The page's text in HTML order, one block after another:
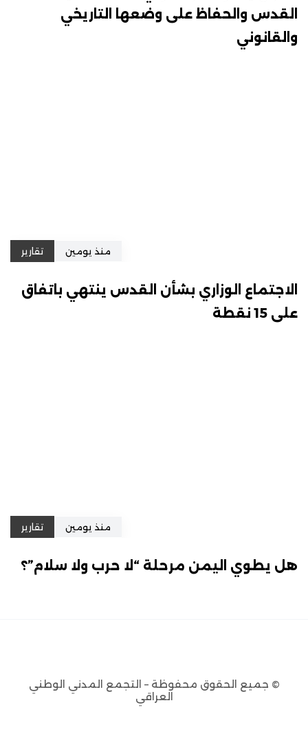
القدس والحفاظ على وضعها التاريخي
والقانوني
منذ يومين تقارير
الاجتماع الوزاري بشأن القدس ينتهي باتفاق
على 15 نقطة
منذ يومين تقارير
هل يطوي اليمن مرحلة “لا حرب ولا سلام”؟
© جميع الحقوق محفوظة – التجمع المدني الوطني
العراقي